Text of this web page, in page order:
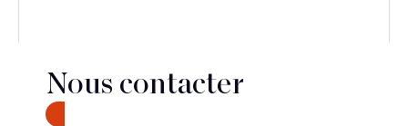
Nous contacter